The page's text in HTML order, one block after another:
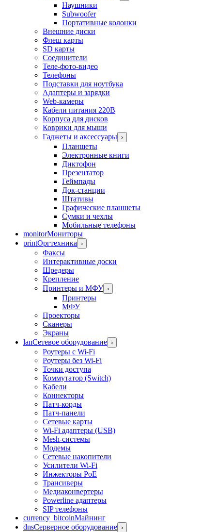
Наушники
Subwoofer
Портативные колонки
Внешние диски
Флеш карты
SD карты
Соединители
Теле-фото-видео
Телефоны
Подставки для ноутбука
Адаптеры и зарядки
Web-камеры
Кабели питания 220В
Корпуса для дисков
Коврики для мыши
Гаджеты и аксессуары ›
Планшеты
Электронные книги
Диктофон
Презентатор
Геймпады
Док-станции
Штативы
Графические планшеты
Сумки и чехлы
Мобильные телефоны
monitorМониторы
printОргтехника ›
Факсы
Интерактивные доски
Шредеры
Крепление
Принтеры и МФУ ›
Принтеры
МФУ
Проекторы
Сканеры
Экраны
lanСетевое оборудование ›
Роутеры с Wi-Fi
Роутеры без Wi-Fi
Точки доступа
Коммутатор (Switch)
Кабели
Коннекторы
Патч-корды
Патч-панели
Сетевые карты
Wi-Fi адаптеры (USB)
Mesh-системы
Модемы
Сетевые накопители
Усилители Wi-Fi
Инжекторы PoE
Трансиверы
Медиаконвертеры
Powerline адаптеры
SIP телефоны
currency_bitcoinМайнинг
dnsСерверное оборудование ›